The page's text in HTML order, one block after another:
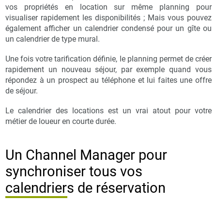
vos propriétés en location sur même planning pour
visualiser rapidement les disponibilités ; Mais vous pouvez
également afficher un calendrier condensé pour un gîte ou
un calendrier de type mural.
Une fois votre tarification définie, le planning permet de créer
rapidement un nouveau séjour, par exemple quand vous
répondez à un prospect au téléphone et lui faites une offre
de séjour.
Le calendrier des locations est un vrai atout pour votre
métier de loueur en courte durée.
Un Channel Manager pour
synchroniser tous vos
calendriers de réservation